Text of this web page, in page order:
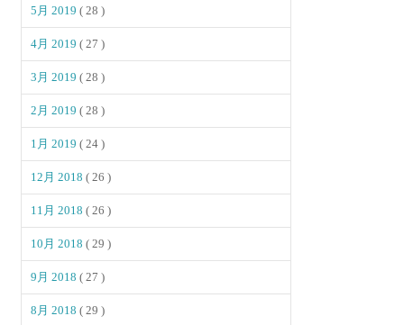
5月 2019( 28 )
4月 2019( 27 )
3月 2019( 28 )
2月 2019( 28 )
1月 2019( 24 )
12月 2018( 26 )
11月 2018( 26 )
10月 2018( 29 )
9月 2018( 27 )
8月 2018( 29 )